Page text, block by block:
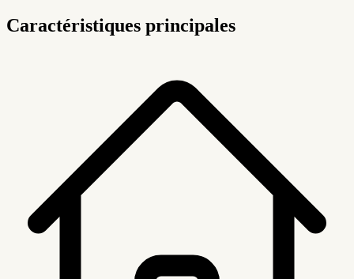
Caractéristiques principales